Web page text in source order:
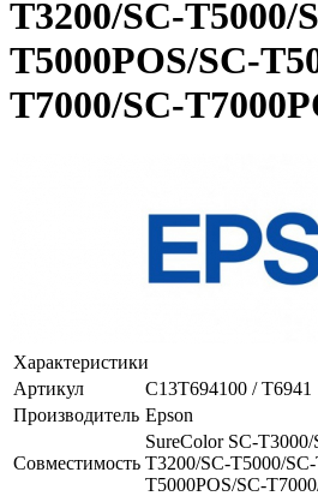
T3200/SC-T5000/
T5000POS/SC-
T7000/SC-
Характеристики
Артикул
C13T694100 / T6941
Производитель Epson
Совместимость
SureColor SC-
T3200/SC-T5000/
T5000POS/SC-